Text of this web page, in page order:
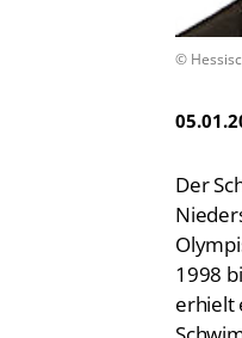
©
Der
1998
erhielt